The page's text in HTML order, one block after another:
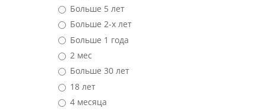
Больше 5 лет
Больше 2-х лет
Больше 1 года
2 мес
Больше 30 лет
18 лет
4 месяца